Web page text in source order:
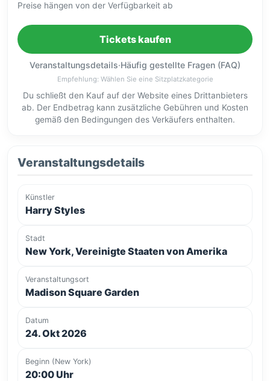
Preise hängen von der Verfügbarkeit ab
Tickets kaufen
Veranstaltungsdetails·Häufig gestellte Fragen (FAQ)
Empfehlung: Wählen Sie eine Sitzplatzkategorie
Du schließt den Kauf auf der Website eines Drittanbieters
ab. Der Endbetrag kann zusätzliche Gebühren und Kosten
gemäß den Bedingungen des Verkäufers enthalten.
Veranstaltungsdetails
Künstler
Harry Styles
Stadt
New York, Vereinigte Staaten von Amerika
Veranstaltungsort
Madison Square Garden
Datum
24. Okt 2026
Beginn (New York)
20:00 Uhr